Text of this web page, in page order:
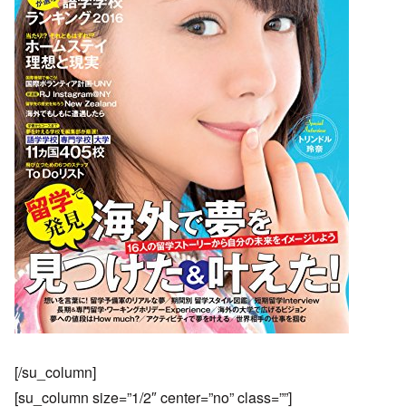
[/su_column]
[su_column size=”1/2″ center=”no” class=””]